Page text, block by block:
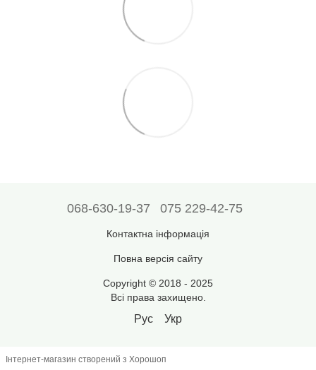
068-630-19-37 075 229-42-75
Контактна інформація
Повна версія сайту
Copyright © 2018 - 2025
Всі права захищено.
Рус Укр
Інтернет-магазин створений з Хорошоп